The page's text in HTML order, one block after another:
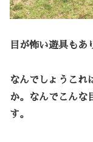
目が怖い遊具もあ
なんでしょうこれ
か。なんでこんな
す。